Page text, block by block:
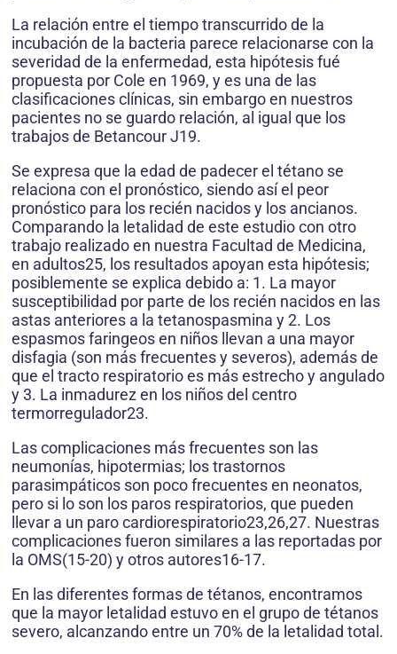
La relación entre el tiempo transcurrido de la
incubación de la bacteria parece relacionarse con la
severidad de la enfermedad, esta hipótesis fué
propuesta por Cole en 1969, y es una de las
clasificaciones clínicas, sin embargo en nuestros
pacientes no se guardo relación, al igual que los
trabajos de Betancour J19.
Se expresa que la edad de padecer el tétano se
relaciona con el pronóstico, siendo así el peor
pronóstico para los recién nacidos y los ancianos.
Comparando la letalidad de este estudio con otro
trabajo realizado en nuestra Facultad de Medicina,
en adultos25, los resultados apoyan esta hipótesis;
posiblemente se explica debido a: 1. La mayor
susceptibilidad por parte de los recién nacidos en las
astas anteriores a la tetanospasmina y 2. Los
espasmos faringeos en niños llevan a una mayor
disfagia (son más frecuentes y severos), además de
que el tracto respiratorio es más estrecho y angulado
y 3. La inmadurez en los niños del centro
termorregulador23.
Las complicaciones más frecuentes son las
neumonías, hipotermias; los trastornos
parasimpáticos son poco frecuentes en neonatos,
pero si lo son los paros respiratorios, que pueden
llevar a un paro cardiorespiratorio23,26,27. Nuestras
complicaciones fueron similares a las reportadas por
la OMS(15-20) y otros autores16-17.
En las diferentes formas de tétanos, encontramos
que la mayor letalidad estuvo en el grupo de tétanos
severo, alcanzando entre un 70% de la letalidad total.